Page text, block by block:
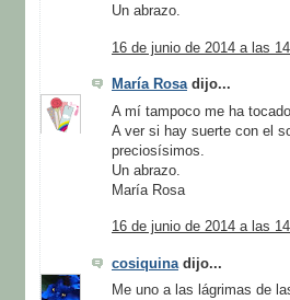
Un abrazo.
16 de junio de 2014 a las
María Rosadijo...
A mí tampoco me ha
A ver si hay suerte con el
preciosísimos.
Un abrazo.
María Rosa
16 de junio de 2014 a las
cosiquinadijo...
Me uno a las lágrimas de